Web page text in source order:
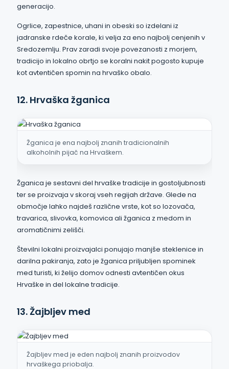
generacijo.
Ogrlice, zapestnice, uhani in obeski so izdelani iz
jadranske rdeče korale, ki velja za eno najbolj cenjenih v
Sredozemlju. Prav zaradi svoje povezanosti z morjem,
tradicijo in lokalno obrtjo se koralni nakit pogosto kupuje
kot avtentičen spomin na hrvaško obalo.
12. Hrvaška žganica
Žganica je ena najbolj znanih tradicionalnih
alkoholnih pijač na Hrvaškem.
Žganica je sestavni del hrvaške tradicije in gostoljubnosti
ter se proizvaja v skoraj vseh regijah države. Glede na
območje lahko najdeš različne vrste, kot so lozovača,
travarica, slivovka, komovica ali žganica z medom in
aromatičnimi zelišči.
Številni lokalni proizvajalci ponujajo manjše steklenice in
darilna pakiranja, zato je žganica priljubljen spominek
med turisti, ki želijo domov odnesti avtentičen okus
Hrvaške in del lokalne tradicije.
13. Žajbljev med
Žajbljev med je eden najbolj znanih proizvodov
hrvaškega priobalja.